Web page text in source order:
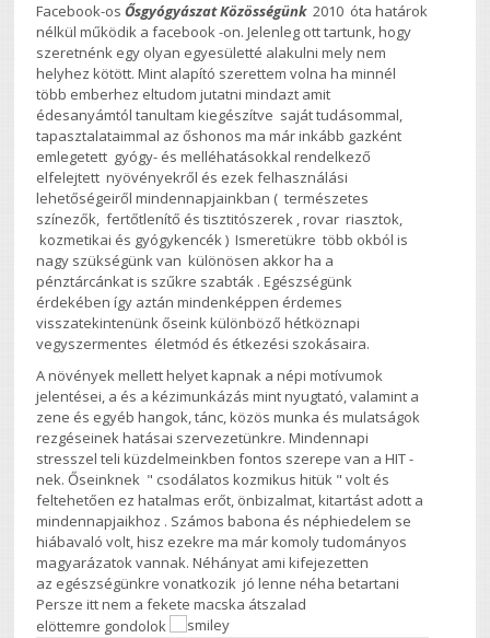
Facebook-osŐsgyógyászat Közösségünk2010 óta határok
nélkül működik a facebook -on. Jelenleg ott tartunk, hogy
szeretnénk egy olyan egyesületté alakulni mely nem
helyhez kötött. Mint alapító szerettem volna ha minnél
több emberhez eltudom jutatni mindazt amit
édesanyámtól tanultam kiegészítve saját tudásommal,
tapasztalataimmal az őshonos ma már inkább gazként
emlegetett gyógy- és melléhatásokkal rendelkező
elfelejtett nyövényekről és ezek felhasználási
lehetőségeiről mindennapjainkban ( természetes
színezők, fertőtlenítő és tisztitószerek , rovar riasztok,
kozmetikai és gyógykencék ) Ismeretükre több okból is
nagy szükségünk van különösen akkor ha a
pénztárcánkat is szűkre szabták . Egészségünk
érdekében így aztán mindenképpen érdemes
visszatekintenünk őseink különböző hétköznapi
vegyszermentes életmód és étkezési szokásaira.
A növények mellett helyet kapnak a népi motívumok
jelentései, a és a kézimunkázás mint nyugtató, valamint a
zene és egyéb hangok, tánc, közös munka és mulatságok
rezgéseinek hatásai szervezetünkre. Mindennapi
stresszel teli küzdelmeinkben fontos szerepe van a HIT -
nek. Őseinknek " csodálatos kozmikus hitük " volt és
feltehetően ez hatalmas erőt, önbizalmat, kitartást adott a
mindennapjaikhoz . Számos babona és néphiedelem se
hiábavaló volt, hisz ezekre ma már komoly tudományos
magyarázatok vannak. Néhányat ami kifejezetten
az egészségünkre vonatkozik jó lenne néha betartani
Persze itt nem a fekete macska átszalad
elöttemre gondolok